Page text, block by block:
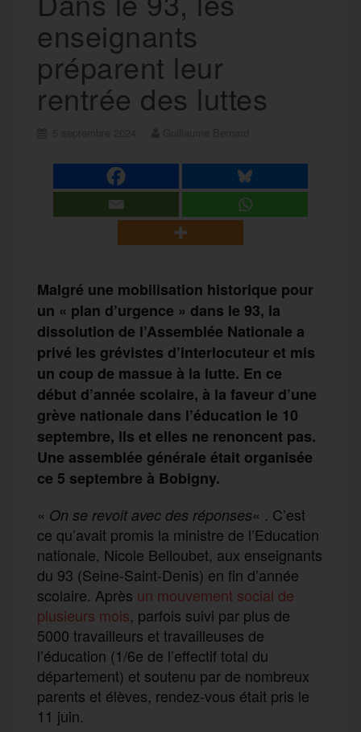
enseignants
préparent leur
rentrée des luttes
Malgré une mobilisation historique pour
un « plan d’urgence » dans le 93, la
dissolution de l’Assemblée Nationale a
privé les grévistes d’interlocuteur et mis
un coup de massue à la lutte. En ce
début d’année scolaire, à la faveur d’une
grève nationale dans l’éducation le 10
septembre, ils et elles ne renoncent pas.
Une assemblée générale était organisée
ce 5 septembre à Bobigny.
« On se revoit avec des réponses« . C’est
ce qu’avait promis la ministre de l’Education
nationale, Nicole Belloubet, aux enseignants
du 93 (Seine-Saint-Denis) en fin d’année
scolaire. Après un mouvement social de
plusieurs mois, parfois suivi par plus de
5000 travailleurs et travailleuses de
l’éducation (1/6e de l’effectif total du
département) et soutenu par de nombreux
parents et élèves, rendez-vous était pris le
11 juin.